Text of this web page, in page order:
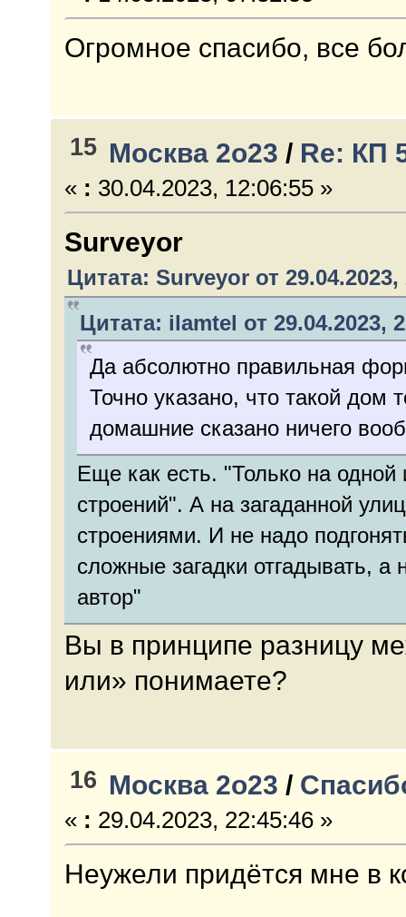
Огромное спасибо, все
15 Москва 2о23 / Re: КП
« : 30.04.2023, 12:06:55 »
Surveyor
Цитата: Surveyor от 29.04.2023,
Цитата: ilamtel от 29.04.2023,
Да абсолютно правильная
Точно указано, что такой дом
домашние сказано ничего
Еще как есть. "Только на одной
строений". А на загаданной
строениями. И не надо
сложные загадки отгадывать, а
автор"
Вы в принципе разницу
или» понимаете?
16 Москва 2о23 /
« : 29.04.2023, 22:45:46 »
Неужели придётся мне в